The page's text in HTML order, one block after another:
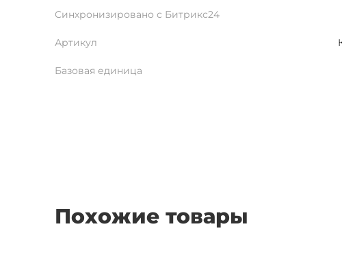
Синхронизировано с Битрикс24
Артикул
Базовая единица
Похожие товары